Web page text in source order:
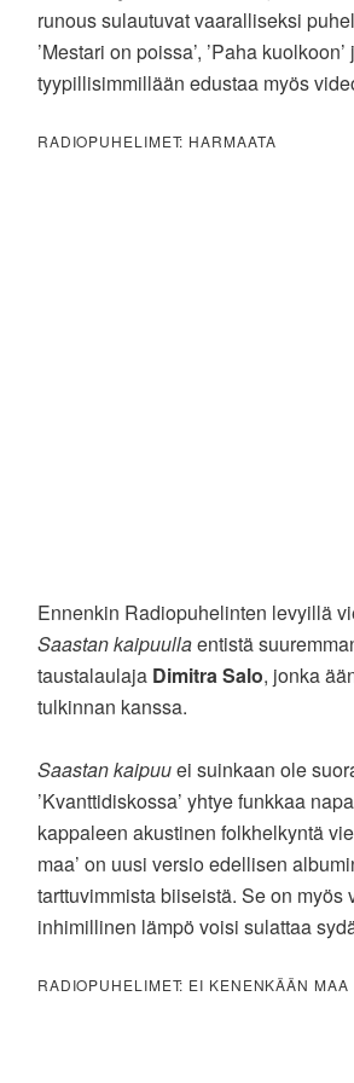
runous sulautuvat vaaralliseksi
’Mestari on poissa’, ’Paha
tyypillisimmillään edustaa myös
RADIOPUHELIMET: HARMAATA
Ennenkin Radiopuhelinten levyillä
Saastan kaipuullaentistä
taustalaulaja Dimitra Salo, jonka
tulkinnan kanssa.
Saastan kaipuuei suinkaan ole
’Kvanttidiskossa’ yhtye funkkaa
kappaleen akustinen folkhelkyntä
maa’ on uusi versio edellisen
tarttuvimmista biiseistä. Se on
inhimillinen lämpö voisi sulattaa
RADIOPUHELIMET: EI KENENKÄÄN MAA